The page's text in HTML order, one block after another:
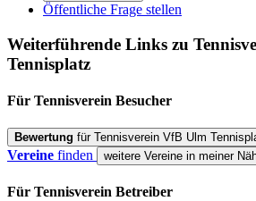
Öffentliche Frage stellen
Weiterführende Links zu
Tennisplatz
Für Tennisverein Besucher
Bewertung für Tennisverein VfB Ulm
Vereine finden weitere Vereine in meiner
Für Tennisverein Betreiber